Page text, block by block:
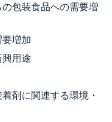
包装食品への需要増
要増加
興用途
剤に関連する環境・